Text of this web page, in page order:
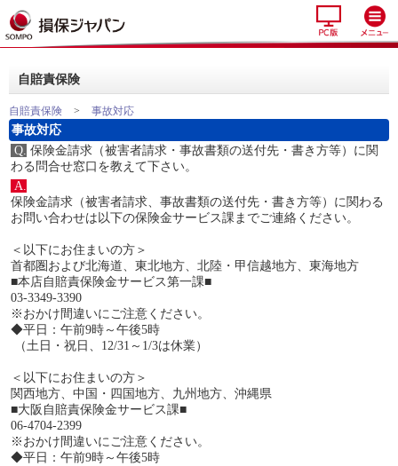
自賠責保険
自賠責保険 > 事故対応
事故対応
Q. 保険金請求（被害者請求・事故書類の送付先・書き方等）に関
わる問合せ窓口を教えて下さい。
A.
保険金請求（被害者請求、事故書類の送付先・書き方等）に関わる
お問い合わせは以下の保険金サービス課までご連絡ください。
＜以下にお住まいの方＞
首都圏および北海道、東北地方、北陸・甲信越地方、東海地方
■本店自賠責保険金サービス第一課■
03-3349-3390
※おかけ間違いにご注意ください。
◆平日：午前9時～午後5時
（土日・祝日、12/31～1/3は休業）
＜以下にお住まいの方＞
関西地方、中国・四国地方、九州地方、沖縄県
■大阪自賠責保険金サービス課■
06-4704-2399
※おかけ間違いにご注意ください。
◆平日：午前9時～午後5時